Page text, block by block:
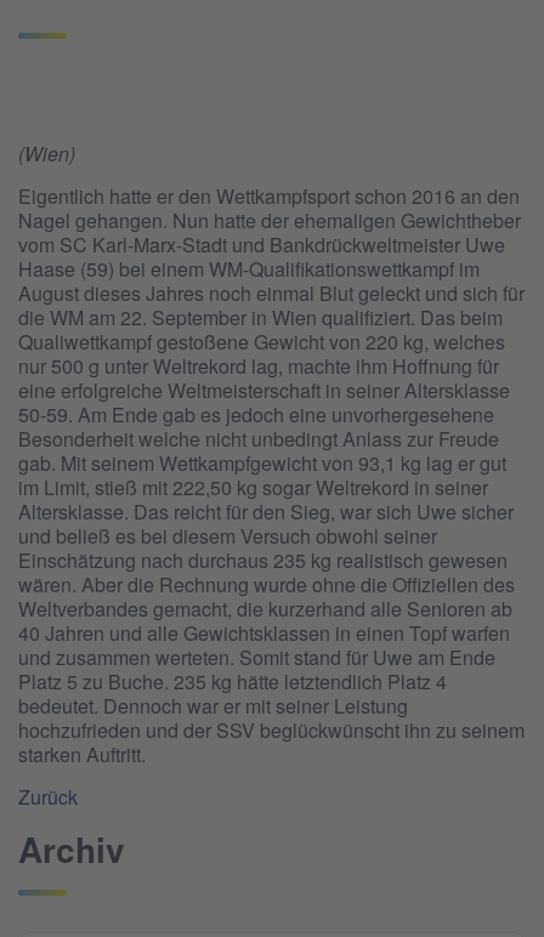
(Wien)
Eigentlich hatte er den Wettkampfsport schon 2016 an den
Nagel gehangen. Nun hatte der ehemaligen Gewichtheber
vom SC Karl-Marx-Stadt und Bankdrückweltmeister Uwe
Haase (59) bei einem WM-Qualifikationswettkampf im
August dieses Jahres noch einmal Blut geleckt und sich für
die WM am 22. September in Wien qualifiziert. Das beim
Qualiwettkampf gestoßene Gewicht von 220 kg, welches
nur 500 g unter Weltrekord lag, machte ihm Hoffnung für
eine erfolgreiche Weltmeisterschaft in seiner Altersklasse
50-59. Am Ende gab es jedoch eine unvorhergesehene
Besonderheit welche nicht unbedingt Anlass zur Freude
gab. Mit seinem Wettkampfgewicht von 93,1 kg lag er gut
im Limit, stieß mit 222,50 kg sogar Weltrekord in seiner
Altersklasse. Das reicht für den Sieg, war sich Uwe sicher
und beließ es bei diesem Versuch obwohl seiner
Einschätzung nach durchaus 235 kg realistisch gewesen
wären. Aber die Rechnung wurde ohne die Offiziellen des
Weltverbandes gemacht, die kurzerhand alle Senioren ab
40 Jahren und alle Gewichtsklassen in einen Topf warfen
und zusammen werteten. Somit stand für Uwe am Ende
Platz 5 zu Buche. 235 kg hätte letztendlich Platz 4
bedeutet. Dennoch war er mit seiner Leistung
hochzufrieden und der SSV beglückwünscht ihn zu seinem
starken Auftritt.
Zurück
Archiv